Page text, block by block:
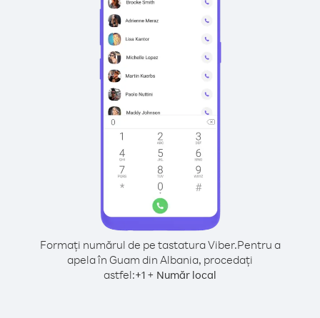
Formați numărul de pe tastatura Viber.Pentru a
apela în Guam din Albania, procedați
astfel:+1 + Număr local